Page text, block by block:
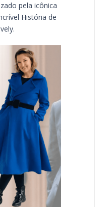
pela icônica
História de